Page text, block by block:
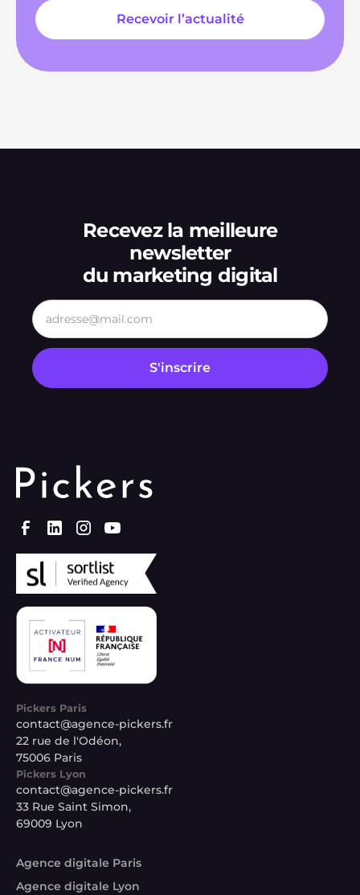
Recevez la meilleure
newsletter
du marketing digital
Pickers Paris
contact@agence-pickers.fr
22 rue de l'Odéon,
75006 Paris
Pickers Lyon
contact@agence-pickers.fr
33 Rue Saint Simon,
69009 Lyon
Agence digitale Paris
Agence digitale Lyon